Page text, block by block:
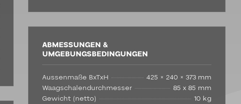
ABMESSUNGEN &
UMGEBUNGSBEDINGUNGEN
Aussenmaße BxTxH
425 × 240 × 373 mm
Waagschalendurchmesser
85 x 85 mm
Gewicht (netto)
10 kg